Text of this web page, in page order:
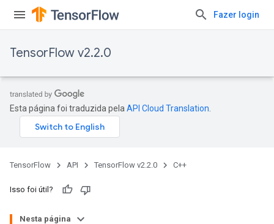
Fazer login
TensorFlow v2.2.0
Esta página foi traduzida pela API Cloud Translation
TensorFlow API TensorFlow v2.2.0 C++
Isso foi útil?
Nesta página